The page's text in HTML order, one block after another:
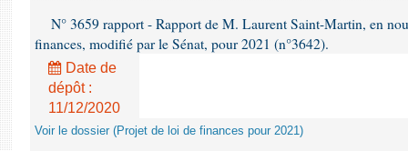
N° 3659 rapport - Rapport de M. Laurent Saint-Martin, en
finances, modifié par le Sénat, pour 2021 (n°3642).
Date de
dépôt :
11/12/2020
Voir le dossier (Projet de loi de finances pour 2021)